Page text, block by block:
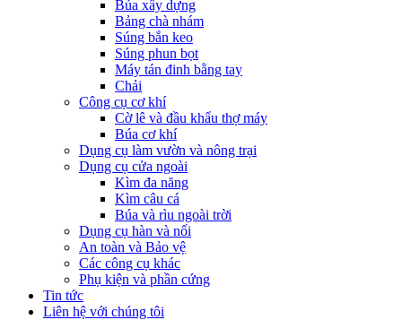
Búa xây dựng
Bảng chà nhám
Súng bắn keo
Súng phun bọt
Máy tán đinh bằng tay
Chải
Công cụ cơ khí
Cờ lê và đầu khẩu thợ máy
Búa cơ khí
Dụng cụ làm vườn và nông trại
Dụng cụ cửa ngoài
Kìm đa năng
Kìm câu cá
Búa và rìu ngoài trời
Dụng cụ hàn và nối
An toàn và Bảo vệ
Các công cụ khác
Phụ kiện và phần cứng
Tin tức
Liên hệ với chúng tôi